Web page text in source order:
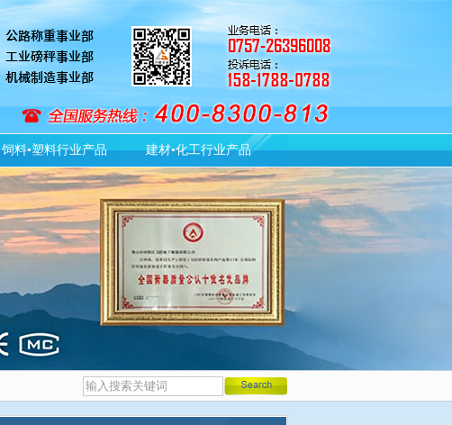
饲料•塑料行业产品 建材•化工行业产品